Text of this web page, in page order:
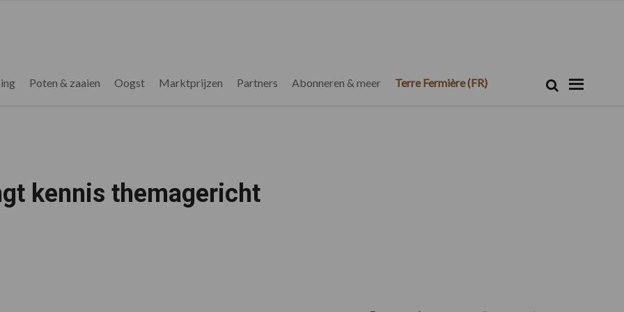
Poten & zaaien Oogst Marktprijzen Partners Abonneren & meer Terre Fermière (FR) Zoek
kennis themagericht